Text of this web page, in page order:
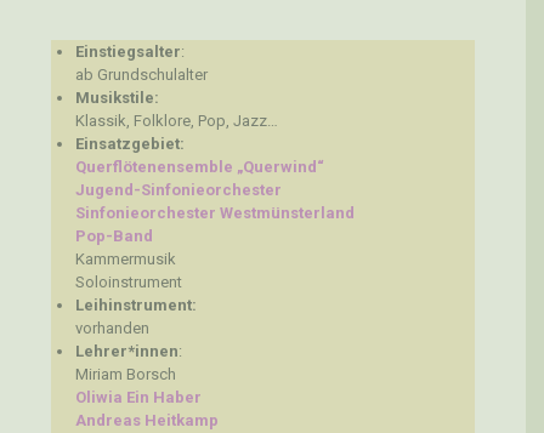
Einstiegsalter:
ab Grundschulalter
Musikstile:
Klassik, Folklore, Pop, Jazz…
Einsatzgebiet:
Querflötenensemble „Querwind“
Jugend-Sinfonieorchester
Sinfonieorchester Westmünsterland
Pop-Band
Kammermusik
Soloinstrument
Leihinstrument:
vorhanden
Lehrer*innen:
Miriam Borsch
Oliwia Ein Haber
Andreas Heitkamp